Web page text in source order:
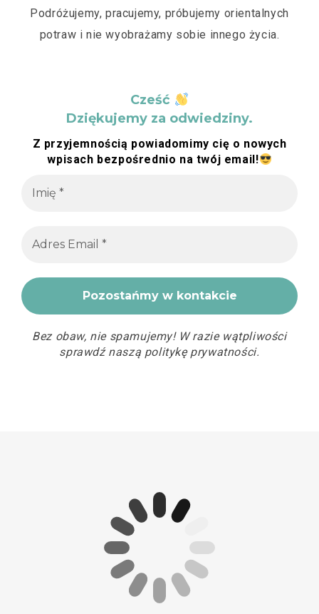
Podróżujemy, pracujemy, próbujemy orientalnych
potraw i nie wyobrażamy sobie innego życia.
Cześć
Dziękujemy za odwiedziny.
Z przyjemnością powiadomimy cię o nowych
wpisach bezpośrednio na twój email!
Bez obaw, nie spamujemy! W razie wątpliwości
sprawdź naszą politykę prywatności.